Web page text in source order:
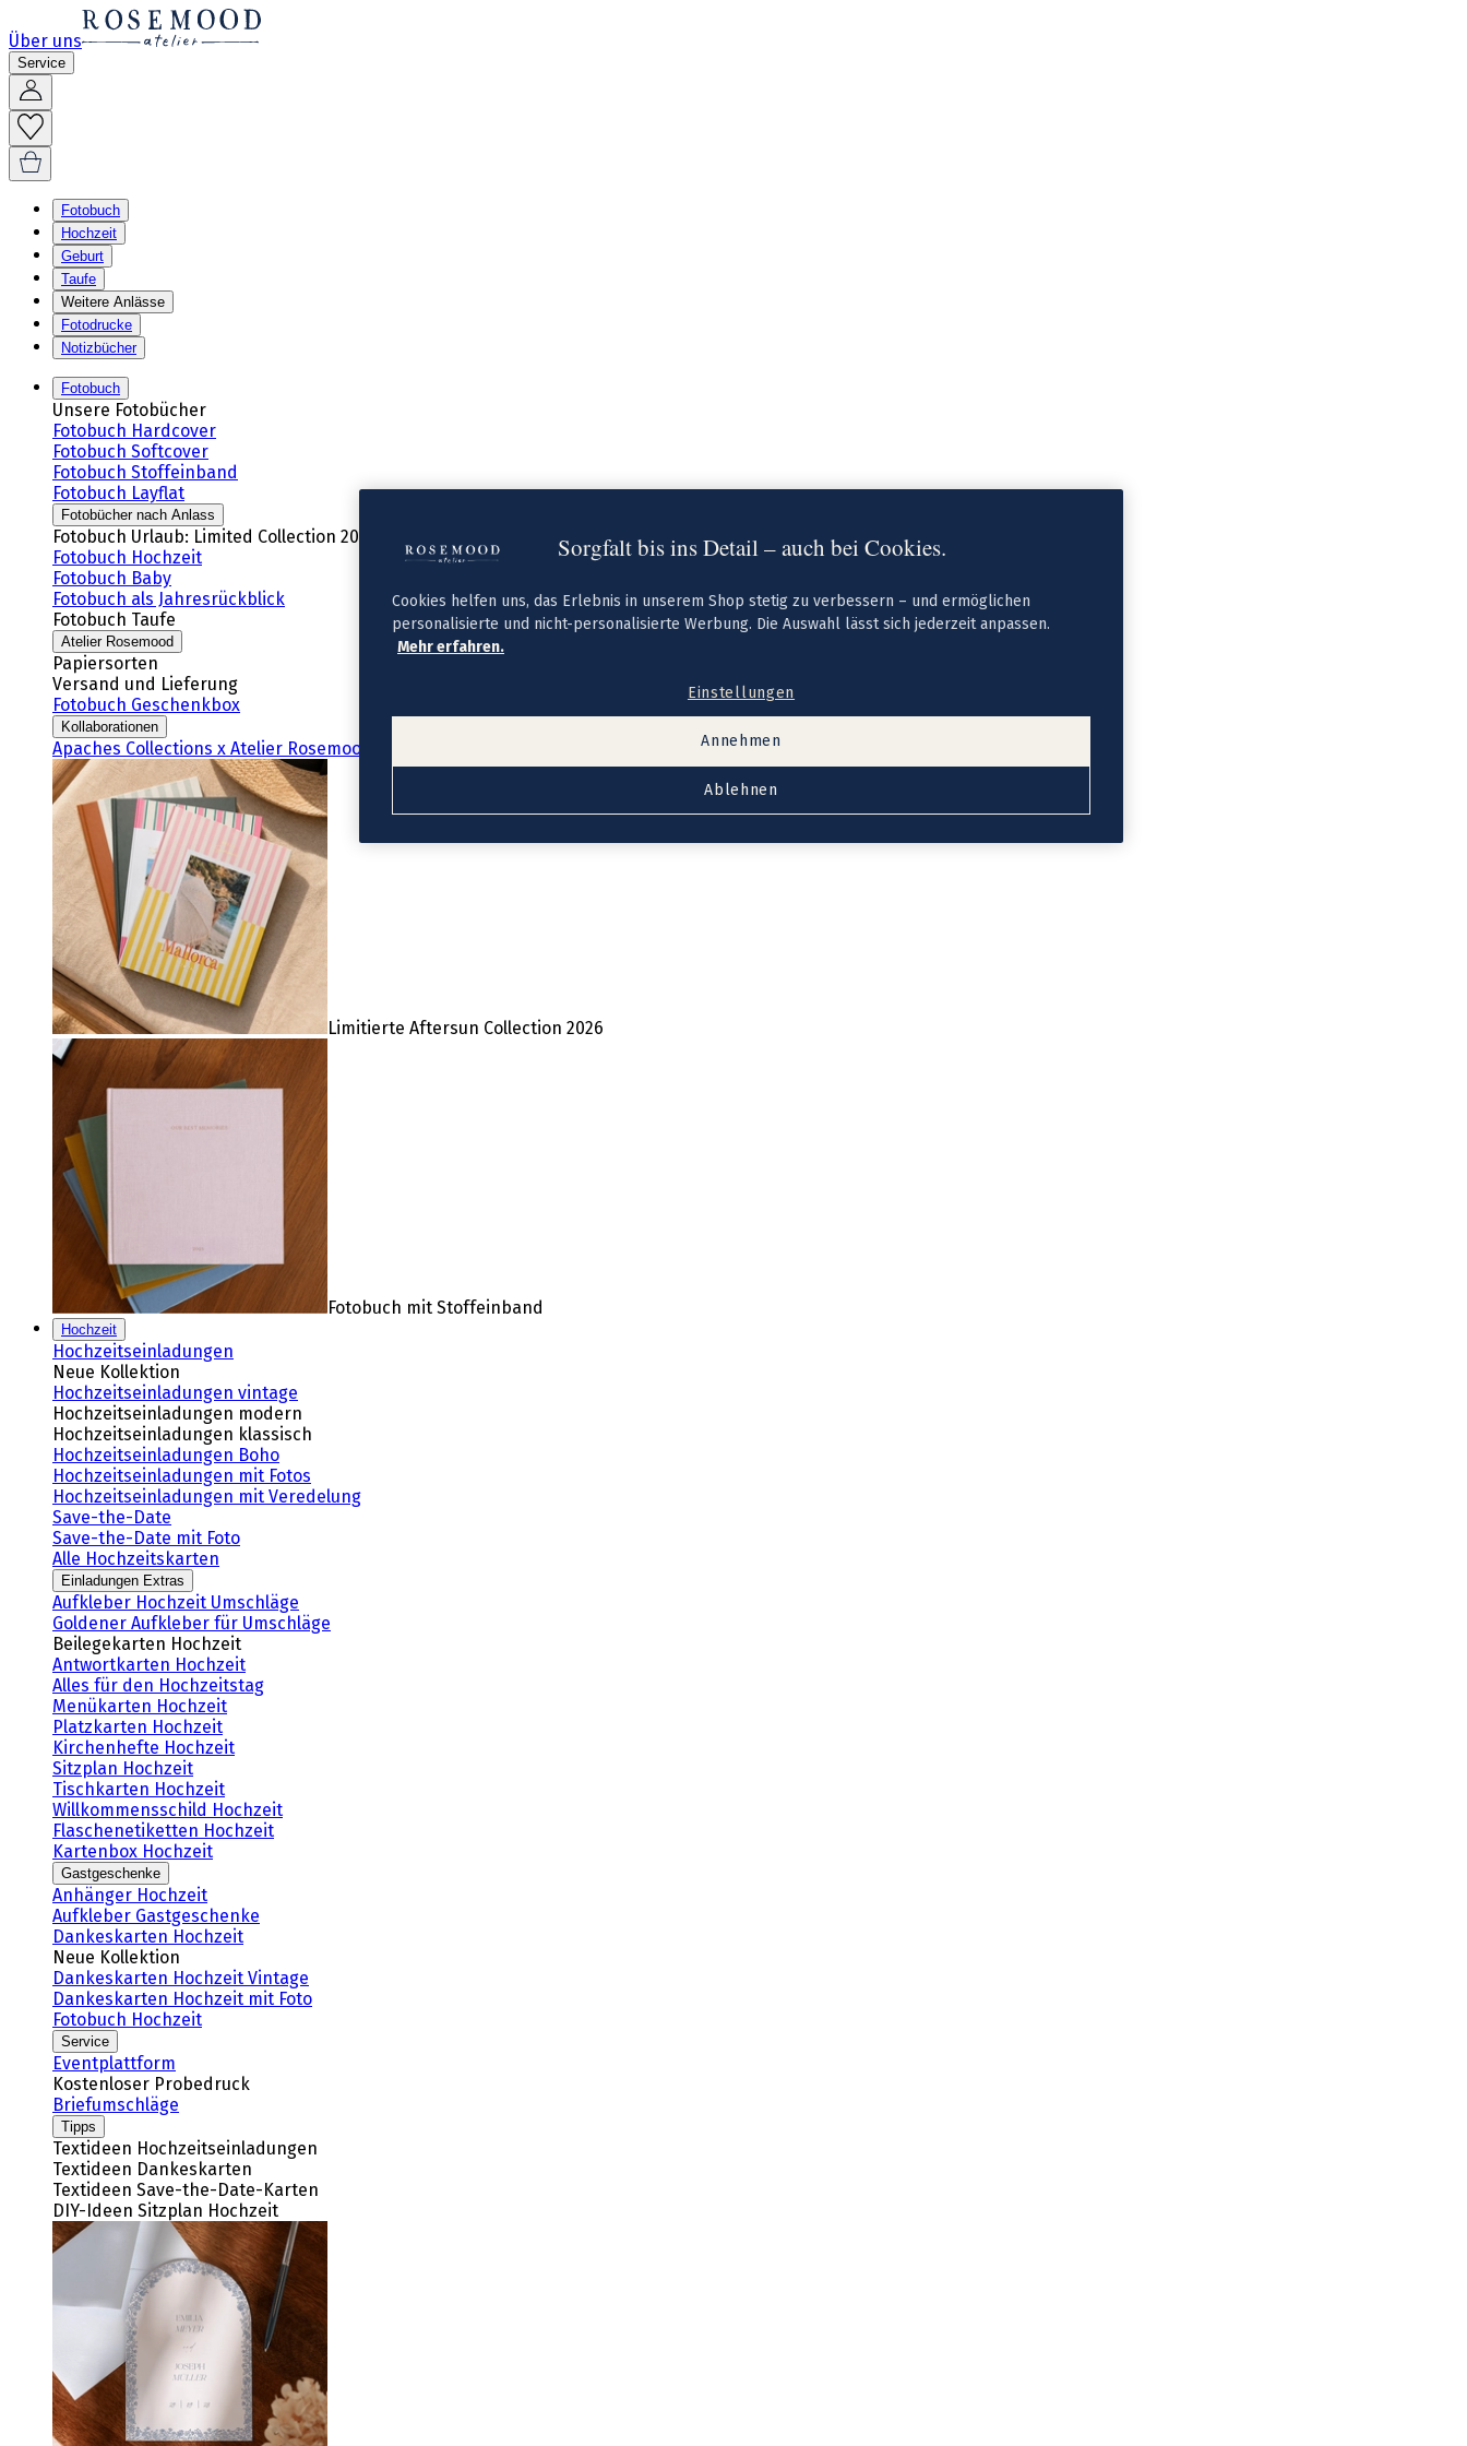
Über uns
Service
Fotobuch
Hochzeit
Geburt
Taufe
Weitere Anlässe
Fotodrucke
Notizbücher
Fotobuch
Unsere Fotobücher
Fotobuch Hardcover
Fotobuch Softcover
Fotobuch Stoffeinband
Fotobuch Layflat
Fotobücher nach Anlass
Fotobuch Urlaub: Limited Collection 2026
Fotobuch Hochzeit
Fotobuch Baby
Fotobuch als Jahresrückblick
Fotobuch Taufe
Atelier Rosemood
Papiersorten
Versand und Lieferung
Fotobuch Geschenkbox
Kollaborationen
Apaches Collections x Atelier Rosemood
Limitierte Aftersun Collection 2026
Fotobuch mit Stoffeinband
Hochzeit
Hochzeitseinladungen
Neue Kollektion
Hochzeitseinladungen vintage
Hochzeitseinladungen modern
Hochzeitseinladungen klassisch
Hochzeitseinladungen Boho
Hochzeitseinladungen mit Fotos
Hochzeitseinladungen mit Veredelung
Save-the-Date
Save-the-Date mit Foto
Alle Hochzeitskarten
Einladungen Extras
Aufkleber Hochzeit Umschläge
Goldener Aufkleber für Umschläge
Beilegekarten Hochzeit
Antwortkarten Hochzeit
Alles für den Hochzeitstag
Menükarten Hochzeit
Platzkarten Hochzeit
Kirchenhefte Hochzeit
Sitzplan Hochzeit
Tischkarten Hochzeit
Willkommensschild Hochzeit
Flaschenetiketten Hochzeit
Kartenbox Hochzeit
Gastgeschenke
Anhänger Hochzeit
Aufkleber Gastgeschenke
Dankeskarten Hochzeit
Neue Kollektion
Dankeskarten Hochzeit Vintage
Dankeskarten Hochzeit mit Foto
Fotobuch Hochzeit
Service
Eventplattform
Kostenloser Probedruck
Briefumschläge
Tipps
Textideen Hochzeitseinladungen
Textideen Dankeskarten
Textideen Save-the-Date-Karten
DIY-Ideen Sitzplan Hochzeit
Sorgfalt bis ins Detail – auch bei Cookies.
Cookies helfen uns, das Erlebnis in unserem Shop stetig zu verbessern – und ermöglichen
personalisierte und nicht-personalisierte Werbung. Die Auswahl lässt sich jederzeit anpassen.
Mehr erfahren.
Einstellungen
Ablehnen
Annehmen